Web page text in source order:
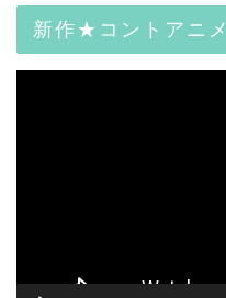
新作★コントアニメ